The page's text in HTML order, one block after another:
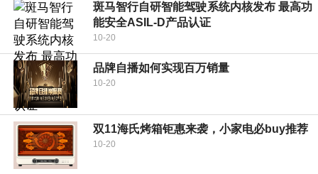
斑马智行自研智能驾驶系统内核发布 最高功
能安全ASIL-D产品认证
10-20
品牌自播如何实现百万销量
10-20
双11海氏烤箱钜惠来袭，小家电必buy推荐
10-20